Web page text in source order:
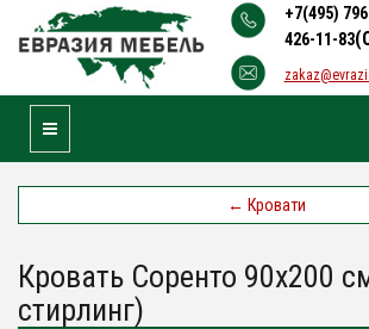
+7(495)
426-11-83
Toggle Navigation
← Кровати
Кровать Соренто 90х200
стирлинг)